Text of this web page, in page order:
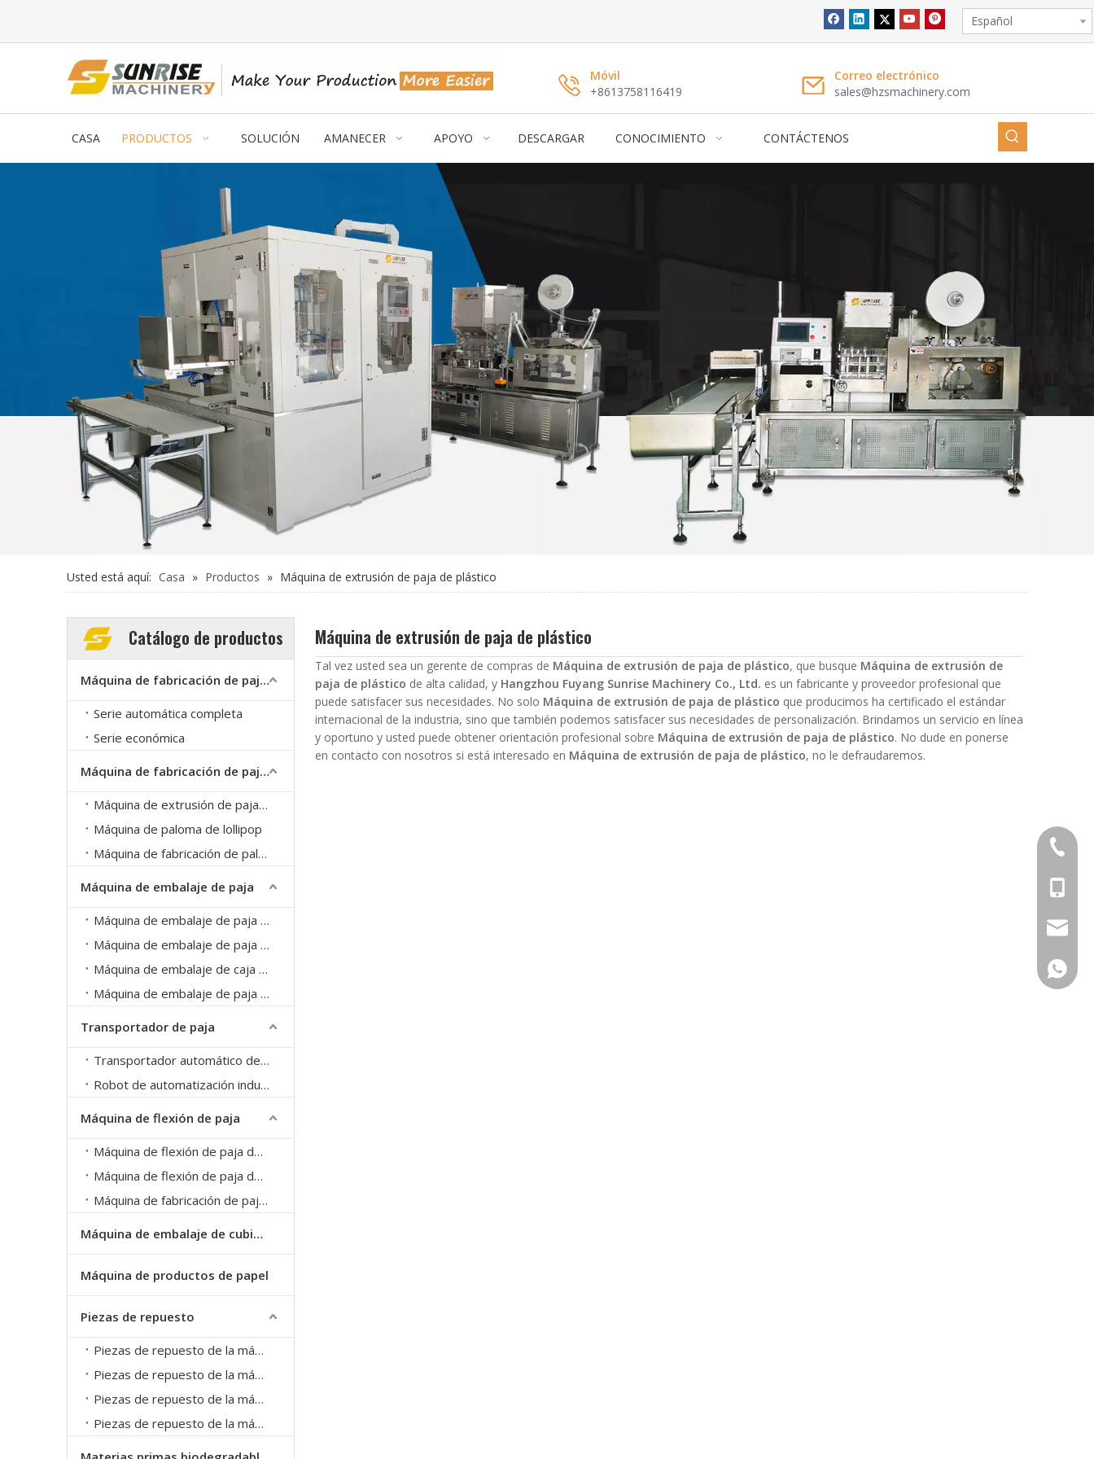
Español
Móvil
+8613758116419
Correo electrónico
sales@hzsmachinery.com
CASA PRODUCTOS SOLUCIÓN AMANECER APOYO DESCARGAR CONOCIMIENTO CONTÁCTENOS
Usted está aquí: Casa » Productos » Máquina de extrusión de paja de plástico
Catálogo de productos
Máquina de fabricación de paja PLA
Serie automática completa
Serie económica
Máquina de fabricación de paja PP
Máquina de extrusión de paja PP
Máquina de paloma de lollipop
Máquina de fabricación de palos de café
Máquina de embalaje de paja
Máquina de embalaje de paja individual
Máquina de embalaje de paja grupal
Máquina de embalaje de caja de papel de paja
Máquina de embalaje de paja TETRA PACK
Transportador de paja
Transportador automático de alimentación de paja
Robot de automatización industrial
Máquina de flexión de paja
Máquina de flexión de paja de alta velocidad
Máquina de flexión de paja de velocidad ordinaria
Máquina de fabricación de paja cuchara
Máquina de embalaje de cubiertos
Máquina de productos de papel
Piezas de repuesto
Piezas de repuesto de la máquina de extrusión de paja
Piezas de repuesto de la máquina de embalaje de paja
Piezas de repuesto de la máquina de flexión de paja
Piezas de repuesto de la máquina de paja de papel
Máquina de extrusión de paja de plástico
Tal vez usted sea un gerente de compras de Máquina de extrusión de paja de plástico, que busque Máquina de extrusión de
paja de plástico de alta calidad, y Hangzhou Fuyang Sunrise Machinery Co., Ltd. es un fabricante y proveedor profesional que
puede satisfacer sus necesidades. No solo Máquina de extrusión de paja de plástico que producimos ha certificado el estándar
internacional de la industria, sino que también podemos satisfacer sus necesidades de personalización. Brindamos un servicio en línea
y oportuno y usted puede obtener orientación profesional sobre Máquina de extrusión de paja de plástico. No dude en ponerse
en contacto con nosotros si está interesado en Máquina de extrusión de paja de plástico, no le defraudaremos.
+ 86-
+ 86-